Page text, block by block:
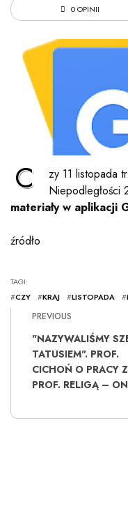
0 OPINII
C
zy 11 listopada
Niepodległości
materiały w aplikacji
źródło
TAGI:
#CZY #KRAJ #LISTOPADA #
PREVIOUS
"NAZYWALIŚMY
TATUSIEM". PROF.
CICHOŃ O PRACY Z
PROF. RELIGĄ –